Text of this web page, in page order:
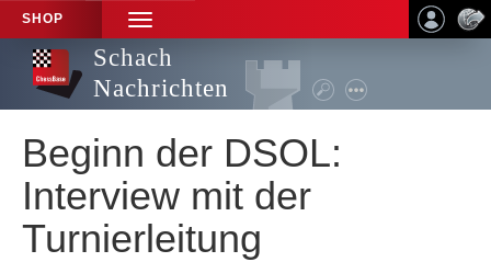
SHOP
TOGGLE
NAVIGATION
Schach
Nachrichten
Beginn der DSOL:
Interview mit der
Turnierleitung